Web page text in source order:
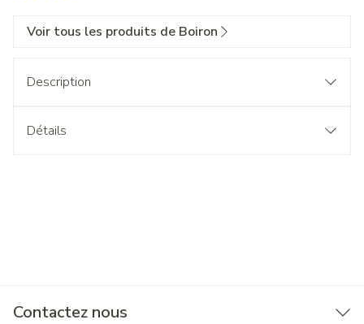
Voir tous les produits de Boiron
Description
Détails
Contactez nous